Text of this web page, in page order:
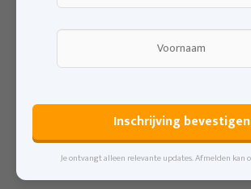
Inschrijving bevestigen
Je ontvangt alleen relevante updates. Afmelden kan